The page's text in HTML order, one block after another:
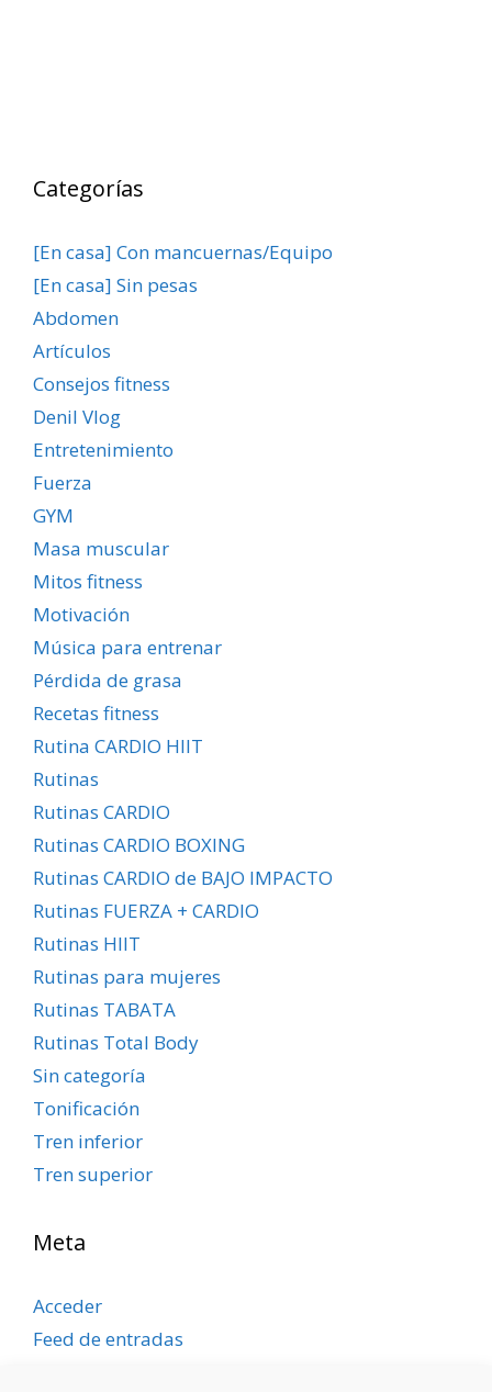
Categorías
[En casa] Con mancuernas/Equipo
[En casa] Sin pesas
Abdomen
Artículos
Consejos fitness
Denil Vlog
Entretenimiento
Fuerza
GYM
Masa muscular
Mitos fitness
Motivación
Música para entrenar
Pérdida de grasa
Recetas fitness
Rutina CARDIO HIIT
Rutinas
Rutinas CARDIO
Rutinas CARDIO BOXING
Rutinas CARDIO de BAJO IMPACTO
Rutinas FUERZA + CARDIO
Rutinas HIIT
Rutinas para mujeres
Rutinas TABATA
Rutinas Total Body
Sin categoría
Tonificación
Tren inferior
Tren superior
Meta
Acceder
Feed de entradas